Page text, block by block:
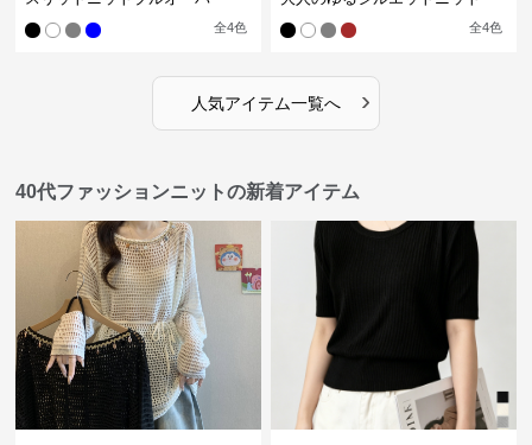
全4色 全4色
人気アイテム一覧へ ›
40代ファッションニットの新着アイテム